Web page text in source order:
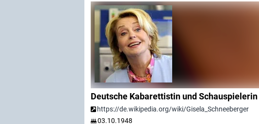
Deutsche Kabarettistin und Schauspielerin
https://de.wikipedia.org/wiki/Gisela_Schneeberger
03.10.1948